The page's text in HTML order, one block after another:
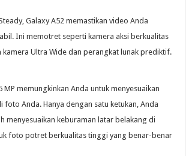
Galaxy A52 memastikan video Anda
Ini memotret seperti kamera aksi berkualitas
Ultra Wide dan perangkat lunak prediktif.
MP memungkinkan Anda untuk menyesuaikan
foto Anda. Hanya dengan satu ketukan, Anda
menyesuaikan keburaman latar belakang di
foto potret berkualitas tinggi yang benar-benar